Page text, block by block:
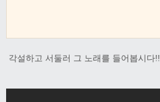
각설하고 서둘러 그 노래를 들어봅시다!!